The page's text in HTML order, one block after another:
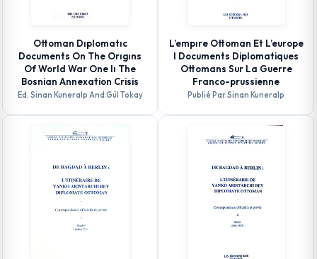
Ottoman Dıplomatıc
Documents On The Orıgıns
Of World War One Iı The
Bosnian Annexation Crisis
Ed. Sinan Kuneralp And Gül Tokay
L’empıre Ottoman Et L’europe
I Documents Diplomatiques
Ottomans Sur La Guerre
Franco-prussienne
Publié Par Sinan Kuneralp